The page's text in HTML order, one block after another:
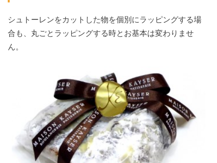
シュトーレンをカットした物を個別にラッピングする場
合も、丸ごとラッピングする時とお基本は変わりませ
ん。